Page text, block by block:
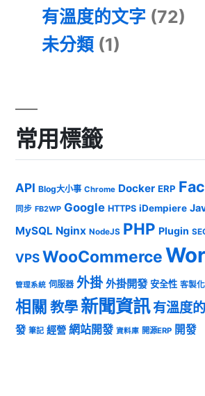
有溫度的文字 (72)
未分類 (1)
常用標籤
API Blog大小事 Chrome Docker ERP
同步 FB2WP Google HTTPS iDempiere
MySQL Nginx NodeJS PHP Plugin
VPSWooCommerce
管理系統 伺服器 外掛 外掛開發 安全性 客製化
相關 教學 新聞資訊有溫度
發 筆記 經營 網站開發 資料庫 開源ERP 開發